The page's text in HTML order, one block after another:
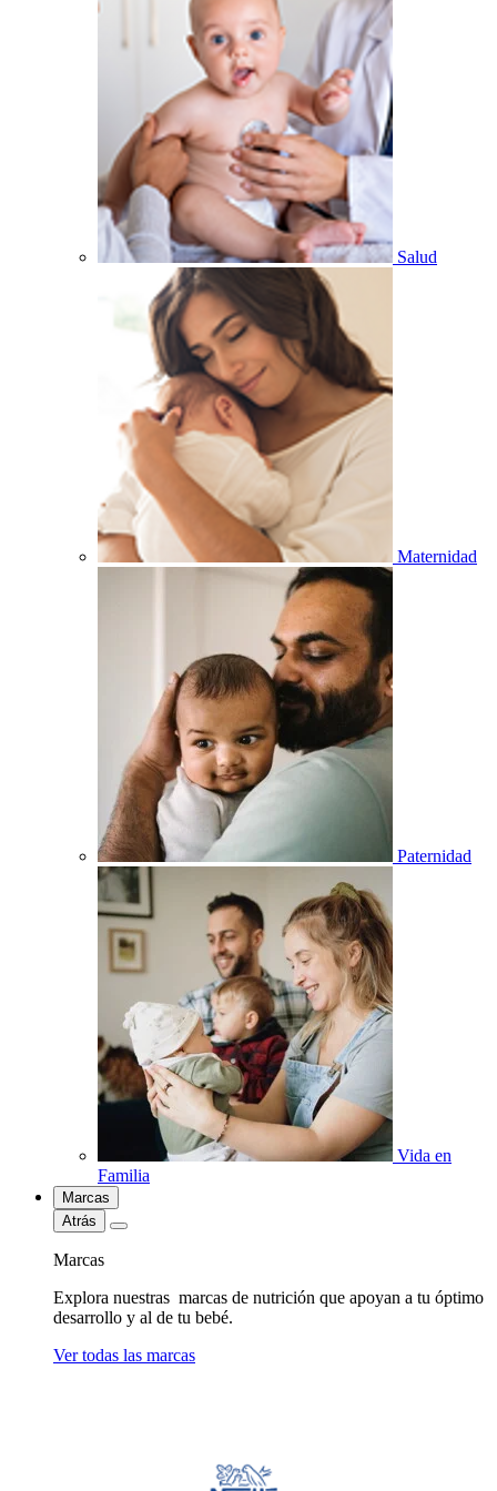
Salud
Maternidad
Paternidad
Vida en
Familia
Marcas
Atrás
Marcas
Explora nuestras marcas de nutrición que apoyan a tu óptimo
desarrollo y al de tu bebé.
Ver todas las marcas